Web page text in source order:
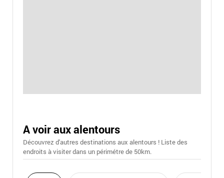
A voir aux alentours
Découvrez d'autres destinations aux alentours ! Liste des
endroits à visiter dans un périmétre de 50km.